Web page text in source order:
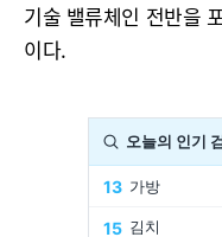
기술 밸류체인 전반을
이다.